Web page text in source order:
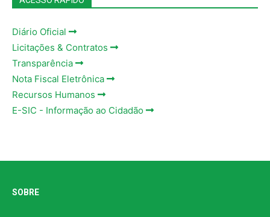
Diário Oficial
Licitações & Contratos
Transparência
Nota Fiscal Eletrônica
Recursos Humanos
E-SIC - Informação ao Cidadão
SOBRE